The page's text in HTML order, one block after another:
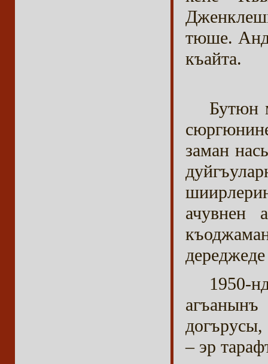
тюше.
къайта.
Бутюн
заман
ачувнен
1950-
– эр